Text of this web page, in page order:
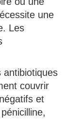
une
Les
antibiotiques
couvrir
et